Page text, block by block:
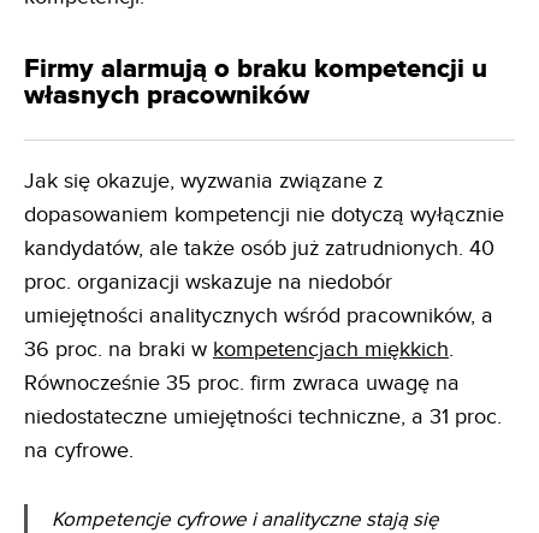
Firmy alarmują o braku kompetencji u
własnych pracowników
Jak się okazuje, wyzwania związane z
dopasowaniem kompetencji nie dotyczą wyłącznie
kandydatów, ale także osób już zatrudnionych. 40
proc. organizacji wskazuje na niedobór
umiejętności analitycznych wśród pracowników, a
36 proc. na braki w kompetencjach miękkich.
Równocześnie 35 proc. firm zwraca uwagę na
niedostateczne umiejętności techniczne, a 31 proc.
na cyfrowe.
Kompetencje cyfrowe i analityczne stają się